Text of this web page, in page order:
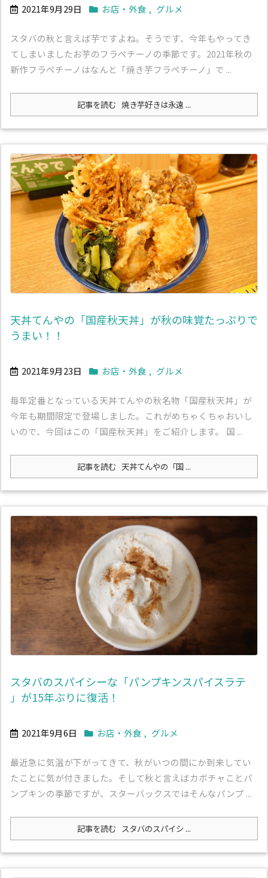
2021年9月29日 お店・外食 , グルメ
スタバの秋と言えば芋ですよね。そうです、今年もやってき
てしまいましたお芋のフラペチーノの季節です。2021年秋の
新作フラペチーノはなんと「焼き芋フラペチーノ」で ...
記事を読む 焼き芋好きは永遠 ...
天丼てんやの「国産秋天丼」が秋の味覚たっぷりで
うまい！！
2021年9月23日 お店・外食 , グルメ
毎年定番となっている天丼てんやの秋名物「国産秋天丼」が
今年も期間限定で登場しました。これがめちゃくちゃおいし
いので、今回はこの「国産秋天丼」をご紹介します。 国 ...
記事を読む 天丼てんやの「国 ...
スタバのスパイシーな「パンプキンスパイスラテ
」が15年ぶりに復活！
2021年9月6日 お店・外食 , グルメ
最近急に気温が下がってきて、秋がいつの間にか到来してい
たことに気が付きました。そして秋と言えばカボチャことパ
ンプキンの季節ですが、スターバックスではそんなパンプ ...
記事を読む スタバのスパイシ ...